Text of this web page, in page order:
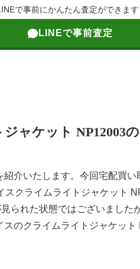
で事前にかんたん査定ができます
LINEで事前査定
ャケット NP12003
介いたします。今回宅配買
クライムライトジャケット
られた状態ではございまし
のクライムライトジャケッ